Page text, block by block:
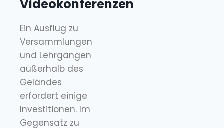
Videokonferenzen
Ein Ausflug zu
Versammlungen
und Lehrgängen
außerhalb des
Geländes
erfordert einige
Investitionen. Im
Gegensatz zu